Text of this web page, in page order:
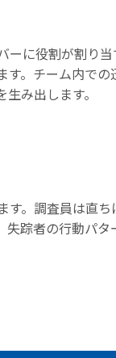
に役割が割り
。チーム内で
み出します。
。調査員は直
踪者の行動パ